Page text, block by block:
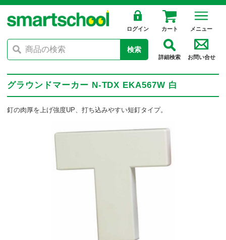
ログイン カート メニュー
検索
詳細検索 お問い合せ
グラウンドマーカー N-TDX EKA567W 白
釘の肉厚を上げ強度UP、打ち込みやすい短釘タイプ。